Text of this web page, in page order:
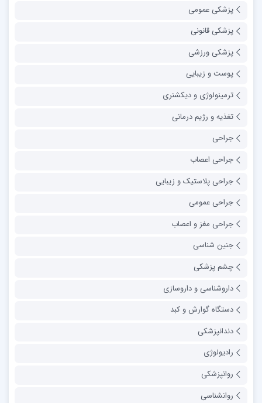
پزشکی عمومی
پزشکی قانونی
پزشکی ورزشی
پوست و زیبایی
ترمینولوژی و دیکشنری
تغذیه و رژیم درمانی
جراحی
جراحی اعصاب
جراحی پلاستیک و زیبایی
جراحی عمومی
جراحی مغز و اعصاب
جنین شناسی
چشم پزشکی
داروشناسی و داروسازی
دستگاه گوارش و کبد
دندانپزشکی
رادیولوژی
روانپزشکی
روانشناسی